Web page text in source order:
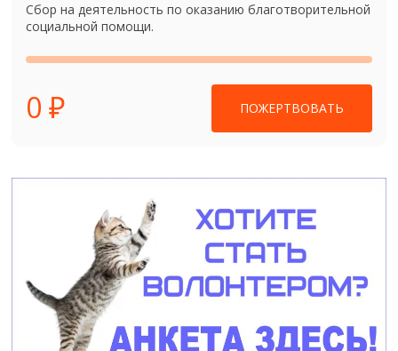
Сбор на деятельность по оказанию благотворительной
социальной помощи.
0 ₽ ПОЖЕРТВОВАТЬ